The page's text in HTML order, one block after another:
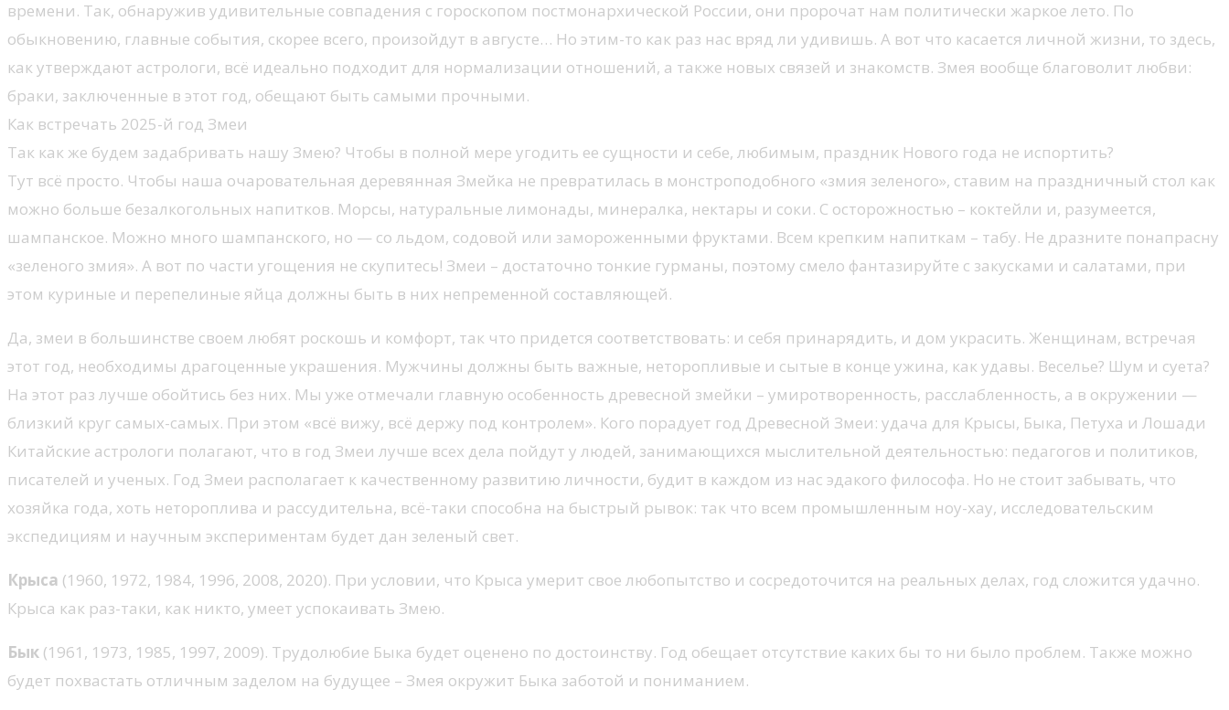
времени. Так, обнаружив удивительные совпадения с гороскопом постмонархической России, они пророчат нам политически жаркое лето. По
обыкновению, главные события, скорее всего, произойдут в августе… Но этим-то как раз нас вряд ли удивишь. А вот что касается личной жизни, то здесь,
как утверждают астрологи, всё идеально подходит для нормализации отношений, а также новых связей и знакомств. Змея вообще благоволит любви:
браки, заключенные в этот год, обещают быть самыми прочными.
Как встречать 2025-й год Змеи
Так как же будем задабривать нашу Змею? Чтобы в полной мере угодить ее сущности и себе, любимым, праздник Нового года не испортить?
Тут всё просто. Чтобы наша очаровательная деревянная Змейка не превратилась в монстроподобного «змия зеленого», ставим на праздничный стол как
можно больше безалкогольных напитков. Морсы, натуральные лимонады, минералка, нектары и соки. С осторожностью – коктейли и, разумеется,
шампанское. Можно много шампанского, но — со льдом, содовой или замороженными фруктами. Всем крепким напиткам – табу. Не дразните понапрасну
«зеленого змия». А вот по части угощения не скупитесь! Змеи – достаточно тонкие гурманы, поэтому смело фантазируйте с закусками и салатами, при
этом куриные и перепелиные яйца должны быть в них непременной составляющей.
Да, змеи в большинстве своем любят роскошь и комфорт, так что придется соответствовать: и себя принарядить, и дом украсить. Женщинам, встречая
этот год, необходимы драгоценные украшения. Мужчины должны быть важные, неторопливые и сытые в конце ужина, как удавы. Веселье? Шум и суета?
На этот раз лучше обойтись без них. Мы уже отмечали главную особенность древесной змейки – умиротворенность, расслабленность, а в окружении —
близкий круг самых-самых. При этом «всё вижу, всё держу под контролем». Кого порадует год Древесной Змеи: удача для Крысы, Быка, Петуха и Лошади
Китайские астрологи полагают, что в год Змеи лучше всех дела пойдут у людей, занимающихся мыслительной деятельностью: педагогов и политиков,
писателей и ученых. Год Змеи располагает к качественному развитию личности, будит в каждом из нас эдакого философа. Но не стоит забывать, что
хозяйка года, хоть нетороплива и рассудительна, всё-таки способна на быстрый рывок: так что всем промышленным ноу-хау, исследовательским
экспедициям и научным экспериментам будет дан зеленый свет.
Крыса (1960, 1972, 1984, 1996, 2008, 2020). При условии, что Крыса умерит свое любопытство и сосредоточится на реальных делах, год сложится удачно.
Крыса как раз-таки, как никто, умеет успокаивать Змею.
Бык (1961, 1973, 1985, 1997, 2009). Трудолюбие Быка будет оценено по достоинству. Год обещает отсутствие каких бы то ни было проблем. Также можно
будет похвастать отличным заделом на будущее – Змея окружит Быка заботой и пониманием.